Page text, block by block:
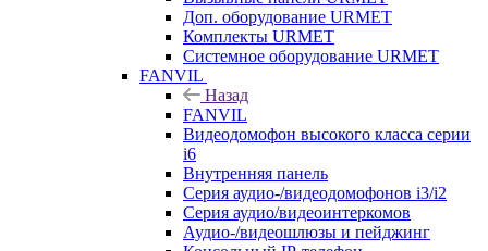
Доп. оборудование URMET
Комплекты URMET
Системное оборудование URMET
FANVIL
Назад
FANVIL
Видеодомофон высокого класса серии
i6
Внутренняя панель
Серия аудио-/видеодомофонов i3/i2
Серия аудио/видеоинтеркомов
Аудио-/видеошлюзы и пейджинг